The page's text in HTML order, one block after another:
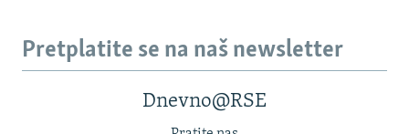
Pretplatite se na naš newsletter
Dnevno@RSE